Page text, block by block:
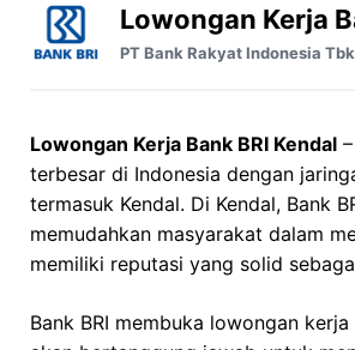
Lowongan Kerja
PT Bank Rakyat Indonesia Tbk
Lowongan Kerja Bank BRI Kendal
terbesar di Indonesia dengan
termasuk Kendal. Di Kendal, Bank
memudahkan masyarakat dalam
memiliki reputasi yang solid
Bank BRI membuka lowongan